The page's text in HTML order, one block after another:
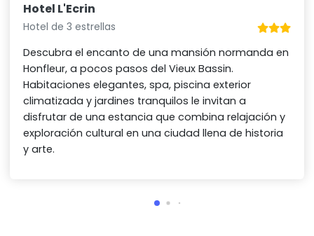
Hotel L'Ecrin
Hotel de 3 estrellas
Descubra el encanto de una mansión normanda en
Honfleur, a pocos pasos del Vieux Bassin.
Habitaciones elegantes, spa, piscina exterior
climatizada y jardines tranquilos le invitan a
disfrutar de una estancia que combina relajación y
exploración cultural en una ciudad llena de historia
y arte.